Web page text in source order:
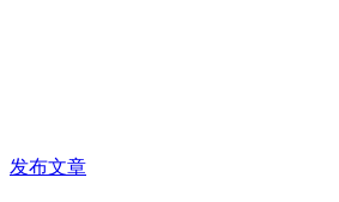
发布文章